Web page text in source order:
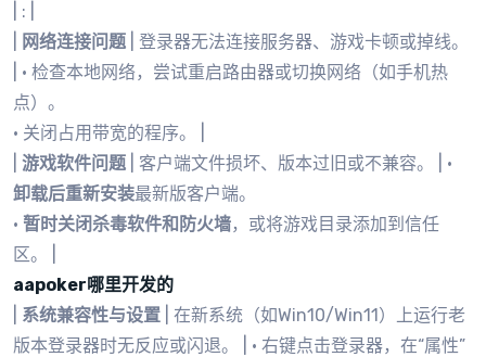
| : |
网络连接问题 | 登录器无法连接服务器、游戏卡顿或掉线。
| • 检查本地网络，尝试重启路由器或切换网络（如手机热
点）。
• 关闭占用带宽的程序。 |
游戏软件问题 | 客户端文件损坏、版本过旧或不兼容。 | •
卸载后重新安装最新版客户端。
• 暂时关闭杀毒软件和防火墙，或将游戏目录添加到信任
区。 |
aapoker哪里开发的
系统兼容性与设置 | 在新系统（如Win10/Win11）上运行老
版本登录器时无反应或闪退。 | • 右键点击登录器，在“属性”